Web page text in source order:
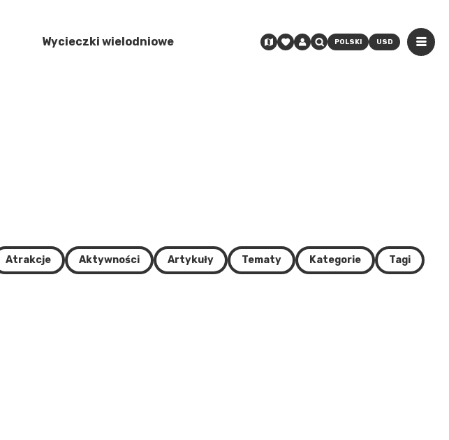
Wycieczki wielodniowe POLSKI USD
Atrakcje Aktywności Artykuły Tematy Kategorie Tagi